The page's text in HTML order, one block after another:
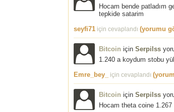
Hocam bende patladım
tepkide satarim
seyfi71 için cevaplandı (yorumu
Bitcoin için Serpilss
1.240 a koydum stobu
Emre_bey_
için cevaplandı
Bitcoin için Serpilss
Hocam theta coine